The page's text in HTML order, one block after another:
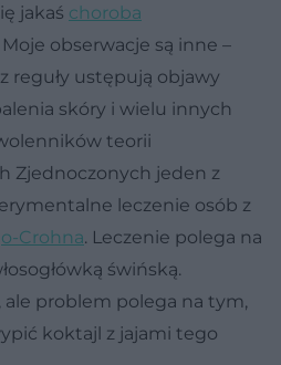
jakaś choroba
Moje obserwacje są inne –
reguły ustępują objawy
skóry i wielu innych
teorii
Zjednoczonych jeden z
leczenie osób z
Crohna. Leczenie polega na
świńską.
problem polega na tym,
koktajl z jajami tego